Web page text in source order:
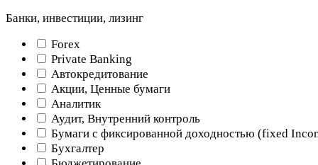
Банки, инвестиции, лизинг
Forex
Private Banking
Автокредитование
Акции, Ценные бумаги
Аналитик
Аудит, Внутренний контроль
Бумаги с фиксированной доходностью (fixed
Бухгалтер